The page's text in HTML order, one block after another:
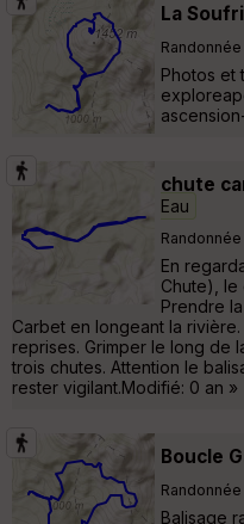
La
Photos et
chute
Eau
En
Chute), le
Prendre
Carbet en longeant la
reprises. Grimper le long de
trois chutes. Attention le
rester vigilant.Modifié: 0 an »
Boucle
Balisage